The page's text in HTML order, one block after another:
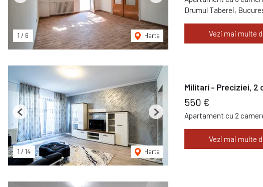
1 / 6 Harta
Drumul Taberei,
Vezi mai multe
1 / 14 Harta
Previous Next
Militari - Preciziei, 2
550 €
Apartament cu 2
Vezi mai multe